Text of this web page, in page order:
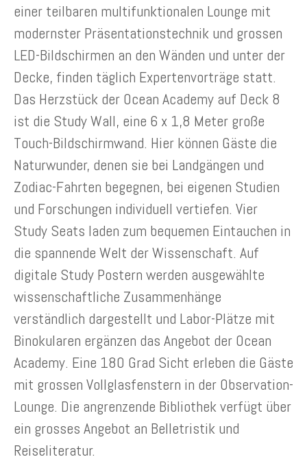
einer teilbaren multifunktionalen Lounge mit
modernster Präsentationstechnik und grossen
LED-Bildschirmen an den Wänden und unter der
Decke, finden täglich Expertenvorträge statt.
Das Herzstück der Ocean Academy auf Deck 8
ist die Study Wall, eine 6 x 1,8 Meter große
Touch-Bildschirmwand. Hier können Gäste die
Naturwunder, denen sie bei Landgängen und
Zodiac-Fahrten begegnen, bei eigenen Studien
und Forschungen individuell vertiefen. Vier
Study Seats laden zum bequemen Eintauchen in
die spannende Welt der Wissenschaft. Auf
digitale Study Postern werden ausgewählte
wissenschaftliche Zusammenhänge
verständlich dargestellt und Labor-Plätze mit
Binokularen ergänzen das Angebot der Ocean
Academy. Eine 180 Grad Sicht erleben die Gäste
mit grossen Vollglasfenstern in der Observation-
Lounge. Die angrenzende Bibliothek verfügt über
ein grosses Angebot an Belletristik und
Reiseliteratur.